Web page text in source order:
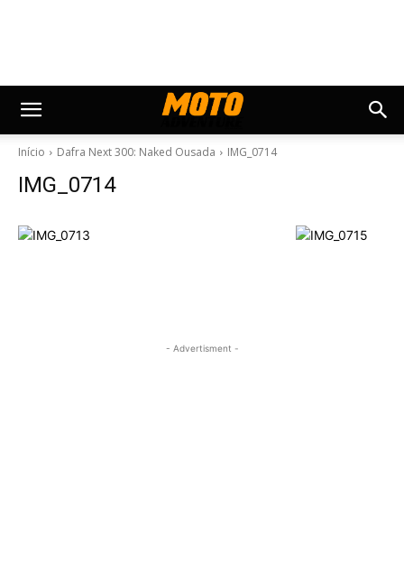
Início Dafra Next 300: Naked Ousada IMG_0714
IMG_0714
- Advertisment -